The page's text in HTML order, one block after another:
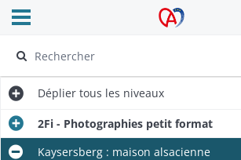
Archives Alsace - Colmar
Ouvrir le menu déroulant
Déplier tous les niveaux
2Fi - Photographies petit format
Kaysersberg : maison alsacienne